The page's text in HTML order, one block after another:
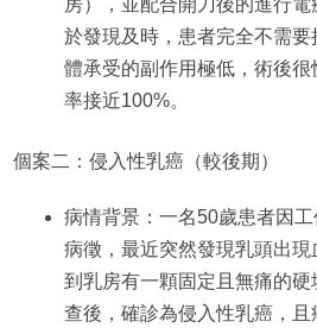
房），並配合開刀後的進行
於發現及時，患者完全不需
體承受的副作用極低，術後
率接近100%。
個案二：侵入性乳癌（較後期）
病情背景：一名50歲患者因
病徵，最近突然發現乳頭出
到乳房有一顆固定且無痛的
查後，確診為侵入性乳癌，